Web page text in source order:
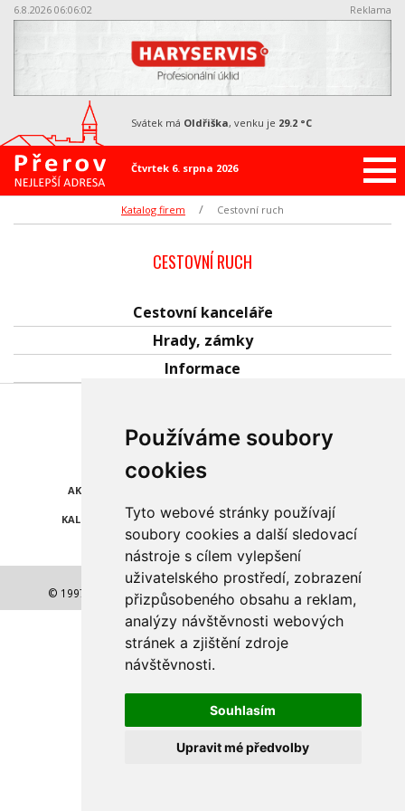
Používáme soubory
cookies
Tyto webové stránky používají
soubory cookies a další sledovací
nástroje s cílem vylepšení
uživatelského prostředí, zobrazení
přizpůsobeného obsahu a reklam,
analýzy návštěvnosti webových
stránek a zjištění zdroje
návštěvnosti.
Souhlasím
Upravit mé předvolby
6.8.2026 06:06:02 Reklama
Čtvrtek 6. srpna 2026
svátek má Oldřiška, venku je 29.2 °C
Katalog firem Cestovní ruch
CESTOVNÍ RUCH
Cestovní kanceláře
Hrady, zámky
Informace
AKCE A SLEVY
KALENDÁŘ AKCÍ POČASÍ
© 1997-2026 NEJLEPŠÍ ADRESA a.s. Všechna práva vyhrazena.